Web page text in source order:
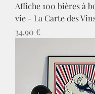
Affiche 100 bières à
vie - La Carte des
Prix
34,90 €